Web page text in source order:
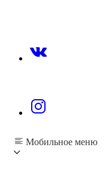
Мобильное меню